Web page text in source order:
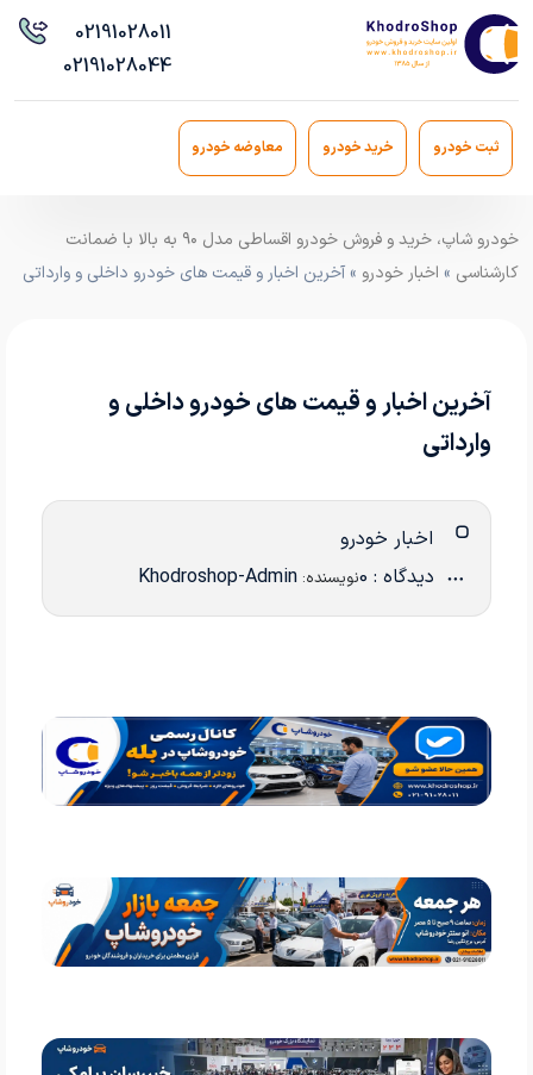
02191028011
02191028044
ثبت خودرو خرید خودرو معاوضه خودرو
خودرو شاپ، خرید و فروش خودرو اقساطی مدل ۹۰ به بالا با ضمانت
کارشناسی » اخبار خودرو » آخرین اخبار و قیمت های خودرو داخلی و وارداتی
آخرین اخبار و قیمت های خودرو داخلی و
وارداتی
اخبار خودرو
دیدگاه : 0 نویسنده: Khodroshop-Admin